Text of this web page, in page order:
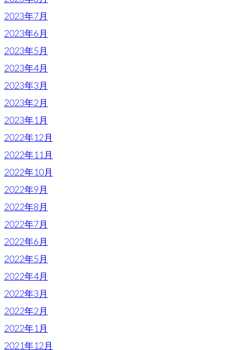
2023年7月
2023年6月
2023年5月
2023年4月
2023年3月
2023年2月
2023年1月
2022年12月
2022年11月
2022年10月
2022年9月
2022年8月
2022年7月
2022年6月
2022年5月
2022年4月
2022年3月
2022年2月
2022年1月
2021年12月